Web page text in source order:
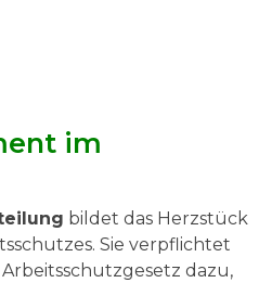
im
bildet das Herzstück
Sie verpflichtet
dazu,